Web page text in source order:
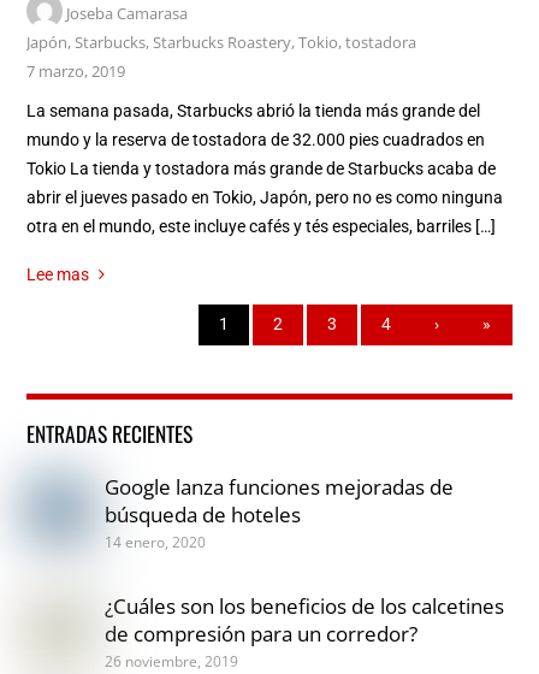
Joseba Camarasa
Japón,Starbucks,Starbucks Roastery,Tokio,tostadora
7 marzo, 2019
La semana pasada, Starbucks abrió la tienda más grande del
mundo y la reserva de tostadora de 32.000 pies cuadrados en
Tokio La tienda y tostadora más grande de Starbucks acaba de
abrir el jueves pasado en Tokio, Japón, pero no es como ninguna
otra en el mundo, este incluye cafés y tés especiales, barriles […]
Lee mas
1 2 3 4 › »
ENTRADAS RECIENTES
Google lanza funciones mejoradas de
búsqueda de hoteles
14 enero, 2020
¿Cuáles son los beneficios de los calcetines
de compresión para un corredor?
26 noviembre, 2019